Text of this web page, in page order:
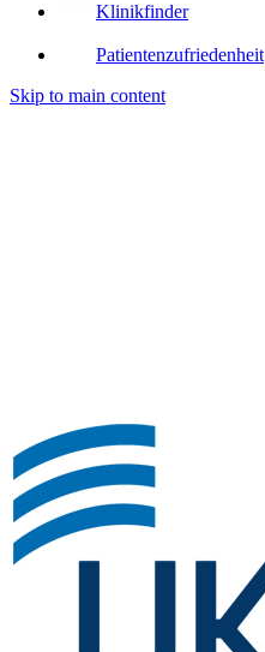
Klinikfinder
Patientenzufriedenheit
Skip to main content